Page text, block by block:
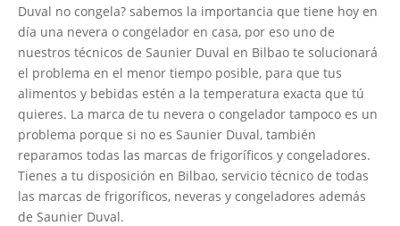
Duval no congela? sabemos la importancia que tiene hoy en
día una nevera o congelador en casa, por eso uno de
nuestros técnicos de Saunier Duval en Bilbao te solucionará
el problema en el menor tiempo posible, para que tus
alimentos y bebidas estén a la temperatura exacta que tú
quieres. La marca de tu nevera o congelador tampoco es un
problema porque si no es Saunier Duval, también
reparamos todas las marcas de frigoríficos y congeladores.
Tienes a tu disposición en Bilbao, servicio técnico de todas
las marcas de frigoríficos, neveras y congeladores además
de Saunier Duval.